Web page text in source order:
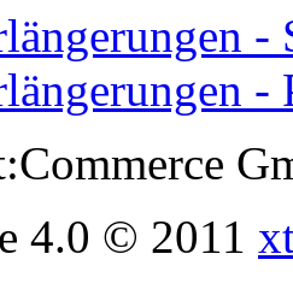
-
-
4.0 © 2011